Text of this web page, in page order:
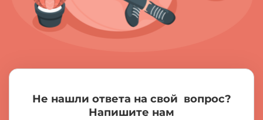
Не нашли ответа на свой вопрос?
Напишите нам